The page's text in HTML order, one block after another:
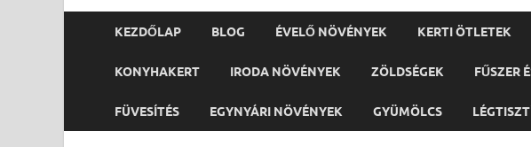
KEZDŐLAP BLOG ÉVELŐ NÖVÉNYEK KERTI ÖTLETEK
KONYHAKERT IRODA NÖVÉNYEK ZÖLDSÉGEK FŰSZER
FÜVESÍTÉS EGYNYÁRI NÖVÉNYEK GYÜMÖLCS